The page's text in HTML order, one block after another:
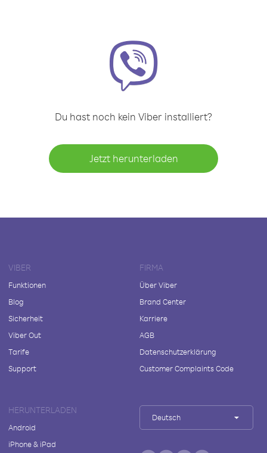
Du hast noch kein Viber installiert?
Jetzt herunterladen
VIBER
Funktionen
Blog
Sicherheit
Viber Out
Tarife
Support
FIRMA
Über Viber
Brand Center
Karriere
AGB
Datenschutzerklärung
Customer Complaints Code
HERUNTERLADEN
Android
iPhone & iPad
Deutsch